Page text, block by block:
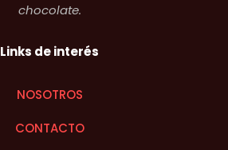
chocolate.
Links de interés
NOSOTROS
CONTACTO